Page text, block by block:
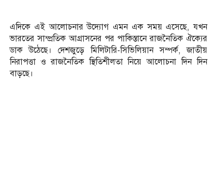
এদিকে এই আলোচনার উদ্যোগ এমন এক সময় এসেছে, যখন
ভারতের সাম্প্রতিক আগ্রাসনের পর পাকিস্তানে রাজনৈতিক ঐক্যের
ডাক উঠেছে। দেশজুড়ে মিলিটারি-সিভিলিয়ান সম্পর্ক, জাতীয়
নিরাপত্তা ও রাজনৈতিক স্থিতিশীলতা নিয়ে আলোচনা দিন দিন
বাড়ছে।